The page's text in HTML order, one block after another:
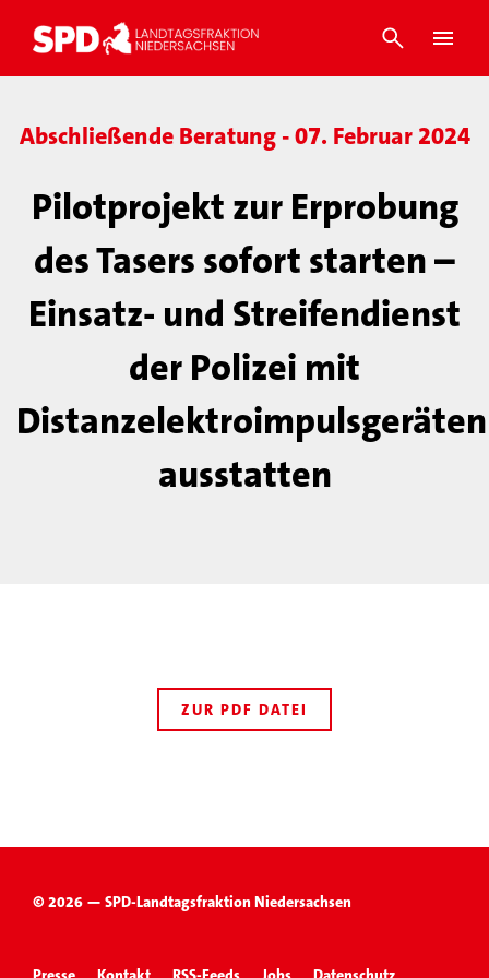
Abschließende Beratung - 07. Februar 2024
Pilotprojekt zur Erprobung
des Tasers sofort starten –
Einsatz- und Streifendienst
der Polizei mit
Distanzelektroimpulsgeräten
ausstatten
ZUR PDF DATEI
© 2026 — SPD-Landtagsfraktion Niedersachsen